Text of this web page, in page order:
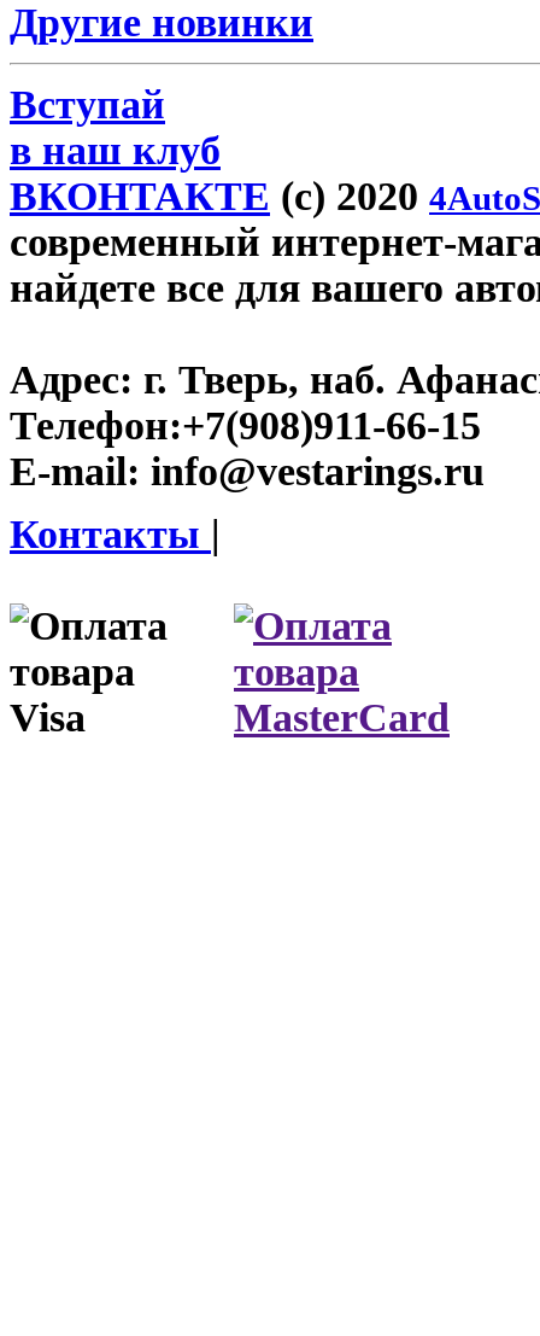
Другие новинки
Вступай
в наш клуб
ВКОНТАКТЕ (c) 2020
современный интернет-
найдете все для вашего
Адрес: г. Тверь, наб.
Телефон:+7(908)911-66-15
E-mail: info@vestarings.ru
Контакты |